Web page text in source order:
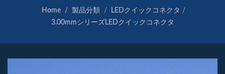
およびコンピュータ用のさまざまなコネクタの製造に「TKP」
という独自のブランドを持って取り組んでいます。
Home / 製品分類 / LEDクイックコネクタ /
3.00mmシリーズLEDクイックコネクタ